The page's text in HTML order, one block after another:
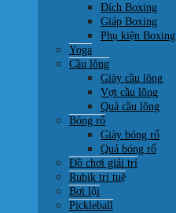
Đích Boxing
Giáp Boxing
Phụ kiện Boxing
Yoga
Cầu lông
Giày cầu lông
Vợt cầu lông
Quả cầu lông
Bóng rổ
Giày bóng rổ
Quả bóng rổ
Đồ chơi giải trí
Rubik trí tuệ
Bơi lội
Pickleball